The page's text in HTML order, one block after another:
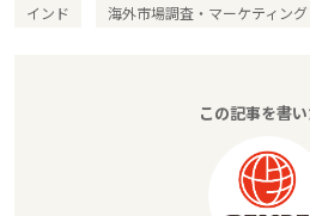
インド 海外市場調査・マーケティング
この記事を書